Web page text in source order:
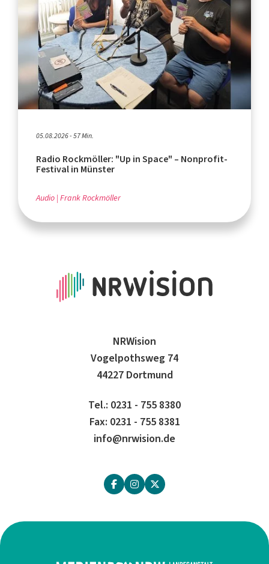
05.08.2026 - 57 Min.
Radio Rockmöller: "Up in Space" – Nonprofit-
Festival in Münster
Audio Frank Rockmöller
NRWision
Vogelpothsweg 74
44227 Dortmund
Tel.: 0231 - 755 8380
Fax: 0231 - 755 8381
info@nrwision.de